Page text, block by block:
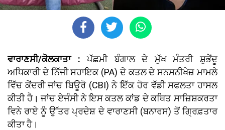
ਵਾਰਾਣਸੀ/ਕੋਲਕਾਤਾ :ਪੱਛਮੀ ਬੰਗਾਲ ਦੇ ਮੁੱਖ ਮੰਤਰੀ ਸ਼ੁਭੇਂਦੂ
ਅਧਿਕਾਰੀ ਦੇ ਨਿੱਜੀ ਸਹਾਇਕ (PA) ਦੇ ਕਤਲ ਦੇ ਸਨਸਨੀਖੇਜ਼ ਮਾਮਲੇ
ਵਿੱਚ ਕੇਂਦਰੀ ਜਾਂਚ ਬਿਊਰੋ (CBI) ਨੇ ਇੱਕ ਹੋਰ ਵੱਡੀ ਸਫਲਤਾ ਹਾਸਲ
ਕੀਤੀ ਹੈ। ਜਾਂਚ ਏਜੰਸੀ ਨੇ ਇਸ ਕਤਲ ਕਾਂਡ ਦੇ ਕਥਿਤ ਸਾਜ਼ਿਸ਼ਕਰਤਾ
ਵਿਨੇ ਰਾਏ ਨੂੰ ਉੱਤਰ ਪ੍ਰਦੇਸ਼ ਦੇ ਵਾਰਾਣਸੀ (ਬਨਾਰਸ) ਤੋਂ ਗ੍ਰਿਫ਼ਤਾਰ
ਕੀਤਾ ਹੈ।